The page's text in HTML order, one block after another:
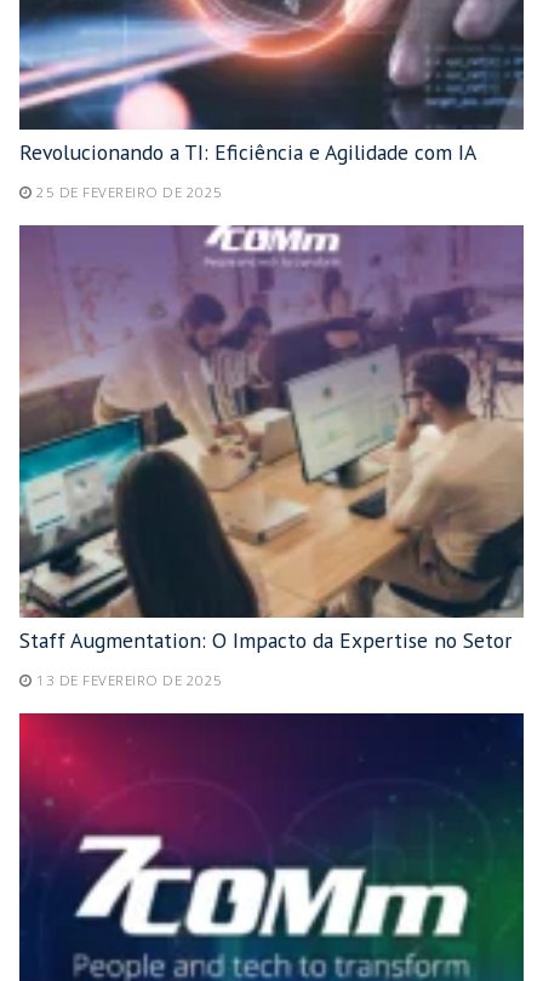
Revolucionando a TI: Eficiência e Agilidade com IA
25 DE FEVEREIRO DE 2025
Staff Augmentation: O Impacto da Expertise no Setor
13 DE FEVEREIRO DE 2025